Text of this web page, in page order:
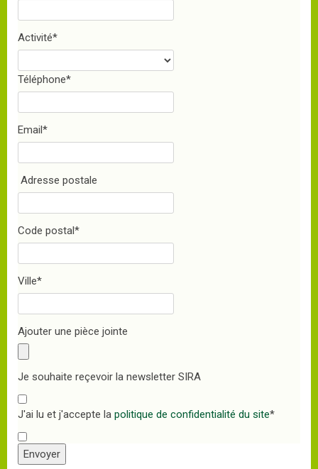
Activité*
Téléphone*
Email*
Adresse postale
Code postal*
Ville*
Ajouter une pièce jointe
Je souhaite reçevoir la newsletter SIRA
J'ai lu et j'accepte la politique de confidentialité du site*
Envoyer